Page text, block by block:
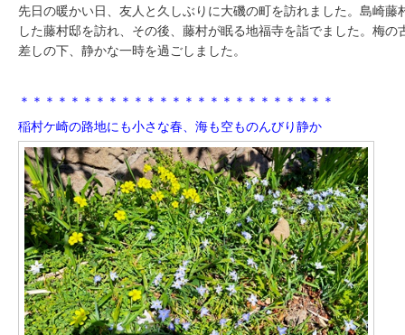
先日の暖かい日、友人と久しぶりに大磯の町を訪れました。島崎藤
した藤村邸を訪れ、その後、藤村が眠る地福寺を詣でました。梅
差しの下、静かな一時を過ごしました。
＊＊＊＊＊＊＊＊＊＊＊＊＊＊＊＊＊＊＊＊＊＊＊＊＊
稲村ケ崎の路地にも小さな春、海も空ものんびり静か